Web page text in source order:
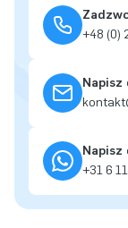
+48 (0)
Napisz
Napisz
+31 6